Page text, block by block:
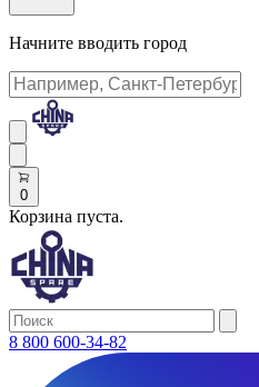
Начните вводить город
0
Корзина пуста.
8 800 600-34-82